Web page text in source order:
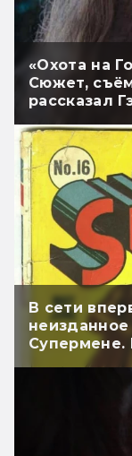
«Охота на
Сюжет,
рассказал
В сети
Супермене.